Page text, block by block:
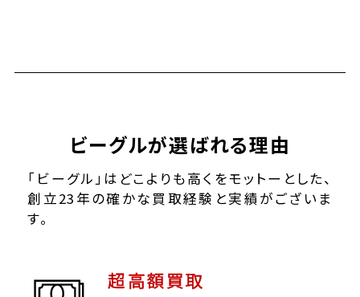
ビーグルが選ばれる理由
「ビーグル」はどこよりも高くをモットーとした、
創立23年の確かな買取経験と実績がございま
す。
超高額買取